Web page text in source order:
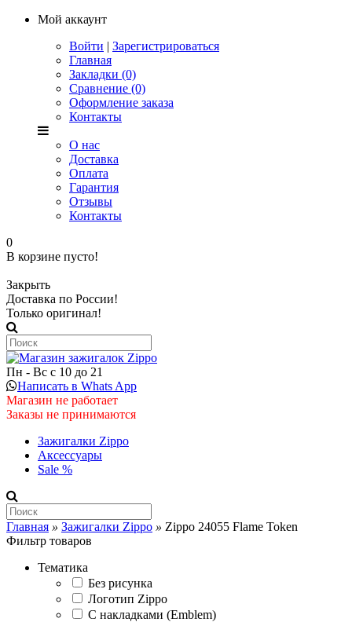
Мой аккаунт
Войти | Зарегистрироваться
Главная
Закладки (0)
Сравнение (0)
Оформление заказа
Контакты
О нас
Доставка
Оплата
Гарантия
Отзывы
Контакты
0
В корзине пусто!
Закрыть
Доставка по России!
Только оригинал!
Пн - Вс с 10 до 21
Написать в Whats App
Магазин не работает
Заказы не принимаются
Зажигалки Zippo
Аксессуары
Sale %
Главная » Зажигалки Zippo » Zippo 24055 Flame Token
Фильтр товаров
Тематика
Без рисунка
Логотип Zippo
С накладками (Emblem)